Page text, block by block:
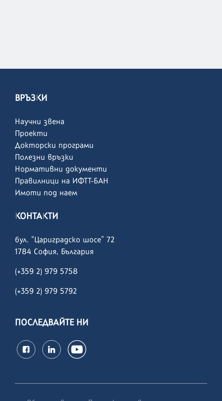
ВРЪЗКИ
Научни звена
Проекти
Докторски програми
Полезни връзки
Нормативни документи
Правилници на ИФТТ-БАН
Имоти под наем
КОНТАКТИ
бул. “Цариградско шосе” 72
1784 София, България
(+359 2) 979 5758
(+359 2) 979 5792
ПОСЛЕДВАЙТЕ НИ